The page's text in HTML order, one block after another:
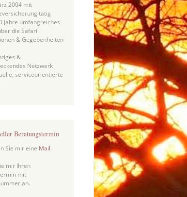
2004 mit
tätig
Jahre umfangreiches
die Safari
& Gegebenheiten
&
Netzwerk
serviceorientierte
Beratungstermin
Sie mir eine Mail.
mir Ihren
mit
an.